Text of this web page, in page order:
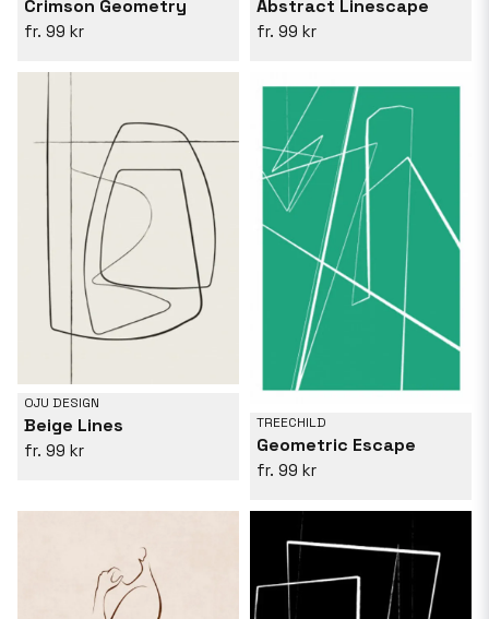
Crimson Geometry
99 kr
Abstract Linescape
99 kr
OJU DESIGN
Beige Lines
99 kr
TREECHILD
Geometric Escape
99 kr